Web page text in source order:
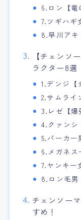
6.ロン【竜
7.ツギハギ
8.早川アキ
【チェンソ
ラクター8選
1.デンジ【
2.サムライ
3.レゼ【爆
4.クァンシ
5.パーカー
6.メガネス
7.ヤンキー
8.ロン毛男
チェンソー
すめ！